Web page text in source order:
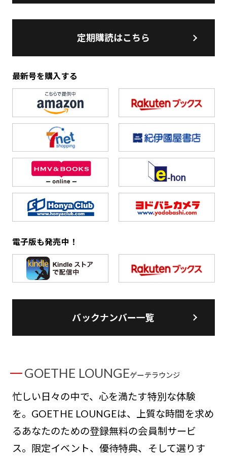
定期購読はこちら
最新号を購入する
電子版も発売中！
バックナンバー一覧
GOETHE LOUNGEゲーテラウンジ
忙しい日々の中で、心を満たす特別な体験
を。GOETHE LOUNGEは、上質な時間を求め
るあなたのための登録無料の会員制サービ
ス。限定イベント、優待特典、そして選りす